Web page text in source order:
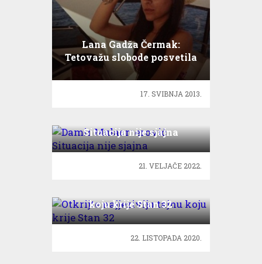
Lana Gadža Čermak:
Tetovažu slobode posvetila
sam djedu!
17. SVIBNJA 2013.
Situacija nije sjajna
21. VELJAČE 2022.
koju krije Stan 32
22. LISTOPADA 2020.